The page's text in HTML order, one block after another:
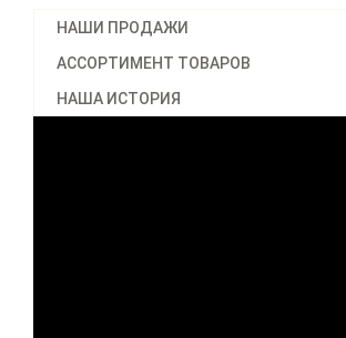
НАШИ ПРОДАЖИ
АССОРТИМЕНТ ТОВАРОВ
НАША ИСТОРИЯ